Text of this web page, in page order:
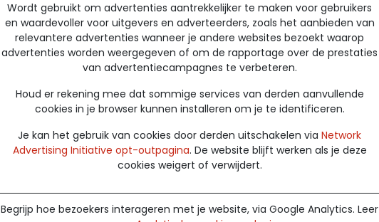
Wordt gebruikt om advertenties aantrekkelijker te maken voor gebruikers
en waardevoller voor uitgevers en adverteerders, zoals het aanbieden van
relevantere advertenties wanneer je andere websites bezoekt waarop
advertenties worden weergegeven of om de rapportage over de prestaties
van advertentiecampagnes te verbeteren.
Houd er rekening mee dat sommige services van derden aanvullende
cookies in je browser kunnen installeren om je te identificeren.
Je kan het gebruik van cookies door derden uitschakelen via Network
Advertising Initiative opt-outpagina. De website blijft werken als je deze
cookies weigert of verwijdert.
Begrijp hoe bezoekers interageren met je website, via Google Analytics. Leer